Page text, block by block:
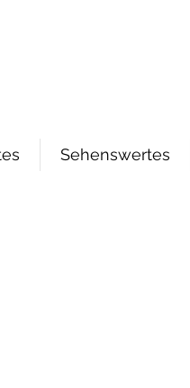
Sehenswertes